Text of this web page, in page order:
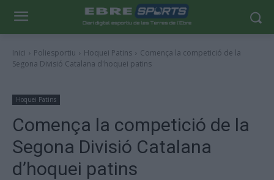
Inici Poliesportiu Hoquei Patins
Comença la competició de la
Segona Divisió Catalana d'hoquei patins
Hoquei Patins
Comença la competició de la
Segona Divisió Catalana
d’hoquei patins